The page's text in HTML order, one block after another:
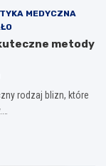
MEDYCZNA
metody
rodzaj blizn, które